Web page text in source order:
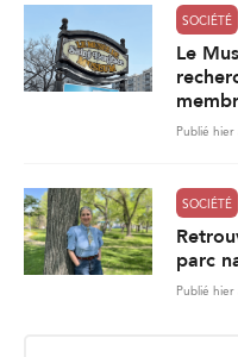
SOCIÉTÉ
Le
Publié hier
SOCIÉTÉ
parc
Publié hier